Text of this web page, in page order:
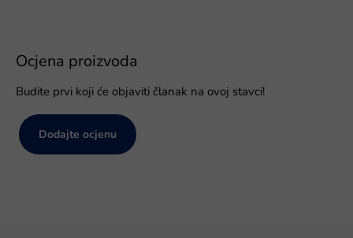
Ocjena proizvoda
Budite prvi koji će objaviti članak na ovoj stavci!
Dodajte ocjenu